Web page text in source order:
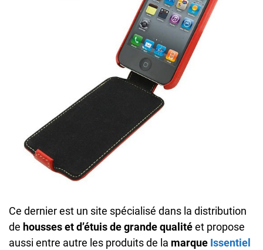
Ce dernier est un site spécialisé dans la distribution
de housses et d’étuis de grande qualitéet propose
aussi entre autre les produits de la marque Issentiel